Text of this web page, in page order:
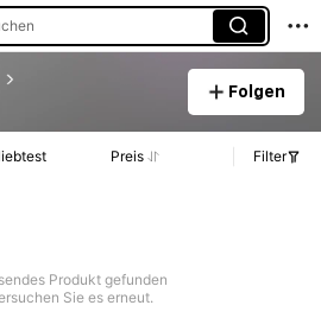
Folgen
Preis Filter
Produkt gefunden
Sie es erneut.